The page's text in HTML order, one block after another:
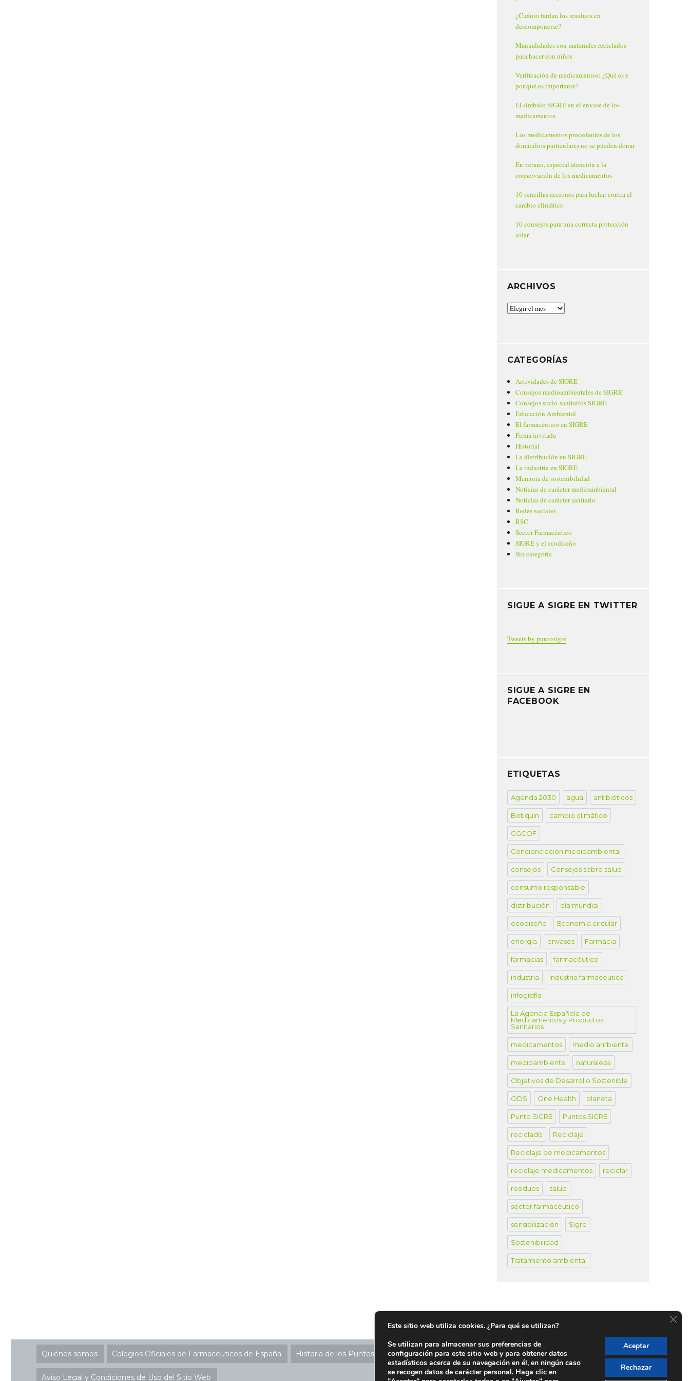
¿Cuánto tardan los residuos en
descomponerse?
Manualidades con materiales reciclados
para hacer con niños
Verificación de medicamentos: ¿Qué es y
por qué es importante?
El símbolo SIGRE en el envase de los
medicamentos
Los medicamentos procedentes de los
domicilios particulares no se pueden donar
En verano, especial atención a la
conservación de los medicamentos
10 sencillas acciones para luchar contra el
cambio climático
10 consejos para una correcta protección
solar
ARCHIVOS
Archivos
CATEGORÍAS
Actividades de SIGRE
Consejos medioambientales de SIGRE
Consejos socio-sanitarios SIGRE
Educación Ambiental
El farmacéutico en SIGRE
Firma invitada
Historial
La distribución en SIGRE
La industria en SIGRE
Memoria de sostenibilidad
Noticias de carácter medioambiental
Noticias de carácter sanitario
Redes sociales
RSC
Sector Farmacéutico
SIGRE y el ecodiseño
Sin categoría
SIGUE A SIGRE EN TWITTER
Tweets by puntosigre
SIGUE A SIGRE EN
FACEBOOK
ETIQUETAS
Agenda 2030 agua antibióticos
Botiquín cambio climático
CGCOF
Concienciación medioambiental
consejos Consejos sobre salud
consumo responsable
distribución día mundial
ecodiseño Economía circular
energía envases Farmacia
farmacias farmacéutico
industria industria farmacéutica
infografía
La Agencia Española de
Medicamentos y Productos
Sanitarios
medicamentos medio ambiente
medioambiente naturaleza
Objetivos de Desarrollo Sostenible
ODS One Health planeta
Punto SIGRE Puntos SIGRE
reciclado Reciclaje
Reciclaje de medicamentos
reciclaje medicamentos reciclar
residuos salud
sector farmacéutico
sensibilización Sigre
Sostenibilidad
Tratamiento ambiental
Quiénes somos Colegios Oficiales de Farmacéuticos de España Historia de los Puntos SIGRE Ubicación Puntos SIGRE en España
Aviso Legal y Condiciones de Uso del Sitio Web
Este sitio web utiliza cookies. ¿Para qué se utilizan?
Se utilizan para almacenar sus preferencias de
configuración para este sitio web y para obtener datos
estadísticos acerca de su navegación en él, en ningún caso
se recogen datos de carácter personal. Haga clic en
Aceptar
Rechazar